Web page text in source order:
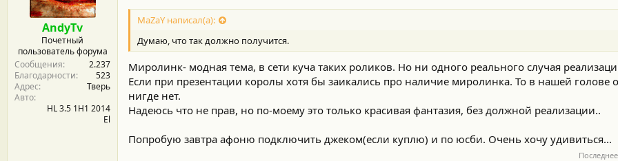
AndyTv
Почетный
пользователь форума
Сообщения
2.237
Благодарности
523
Адрес
Тверь
Авто
HL 3.5 1H1 2014
El
MaZaY написал(а):
Думаю, что так должно получится.
Миролинк- модная тема, в сети куча таких роликов. Но ни одного реального случая
Если при презентации королы хотя бы заикались про наличие миролинка. То в нашей голове
нигде нет.
Надеюсь что не прав, но по-моему это только красивая фантазия, без должной реализации..
Попробую завтра афоню подключить джеком(если куплю) и по юсби. Очень хочу удивиться...